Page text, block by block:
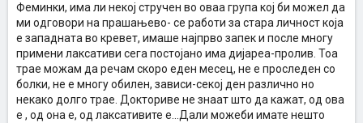
Феминки, има ли некој стручен во оваа група кој би можел да
ми одговори на прашањево- се работи за стара личност која
е западната во кревет, имаше најпрво запек и после многу
примени лаксативи сега постојано има дијареа-пролив. Тоа
трае можам да речам скоро еден месец, не е проследен со
болки, не е многу обилен, зависи-секој ден различно но
некако долго трае. Докториве не знаат што да кажат, од ова
е , од она е, од лаксативите е...Дали можеби имате нешто